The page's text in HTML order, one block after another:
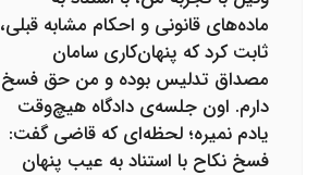
ماده‌های قانونی و احکام مشابه قبلی،
ثابت کرد که پنهان‌کاری سامان
مصداق تدلیس بوده و من حق فسخ
دارم. اون جلسه‌ی دادگاه هیچ‌وقت
یادم نمیره؛ لحظه‌ای که قاضی گفت:
فسخ نکاح با استناد به عیب پنهان